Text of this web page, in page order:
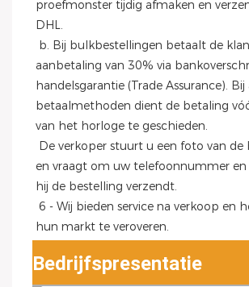
proefmonster tijdig afmaken en
DHL.
aanbetaling van 30% via
handelsgarantie (Trade Assurance). Bij
betaalmethoden dient de betaling
van het horloge te geschieden.
en vraagt ​​om uw telefoonnummer en
hij de bestelling verzendt.
hun markt te veroveren.
Bedrijfspresentatie